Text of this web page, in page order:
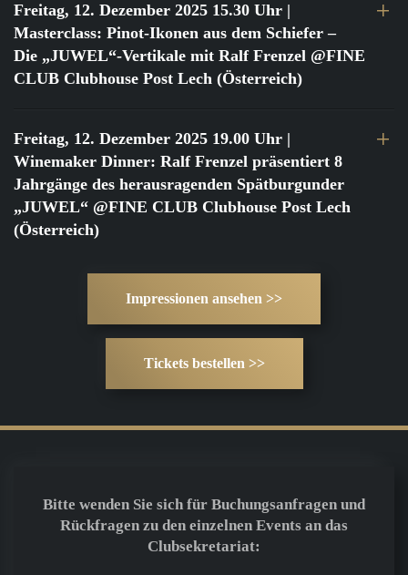
Freitag, 12. Dezember 2025 15.30 Uhr |
Masterclass: Pinot-Ikonen aus dem Schiefer –
Die „JUWEL“-Vertikale mit Ralf Frenzel @FINE
CLUB Clubhouse Post Lech (Österreich)
Freitag, 12. Dezember 2025 19.00 Uhr |
Winemaker Dinner: Ralf Frenzel präsentiert 8
Jahrgänge des herausragenden Spätburgunder
„JUWEL“ @FINE CLUB Clubhouse Post Lech
(Österreich)
Impressionen ansehen >>
Tickets bestellen >>
Bitte wenden Sie sich für Buchungsanfragen und
Rückfragen zu den einzelnen Events an das
Clubsekretariat: